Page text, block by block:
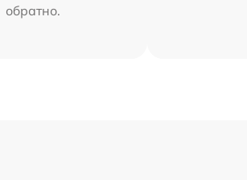
обратно.